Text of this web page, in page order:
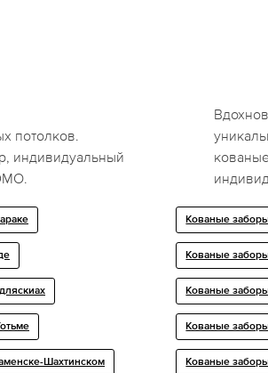
потолков.
индивидуальный
Шахтинском
Кованые
Кованые
Кованые
Кованые
Кованые